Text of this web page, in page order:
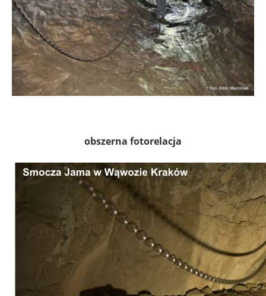
obszerna fotorelacja